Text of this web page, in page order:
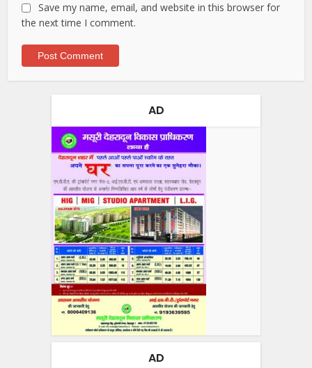
Save my name, email, and website in this browser for
the next time I comment.
AD
AD